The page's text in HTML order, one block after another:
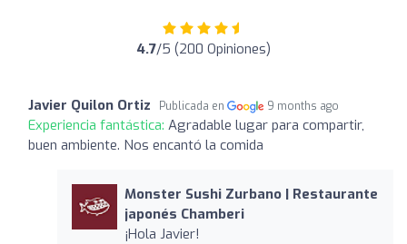
4.7/5 (200 Opiniones)
Javier Quilon Ortiz Publicada en 9 months ago
Experiencia fantástica: Agradable lugar para compartir,
buen ambiente. Nos encantó la comida
Monster Sushi Zurbano | Restaurante
japonés Chamberi
¡Hola Javier!